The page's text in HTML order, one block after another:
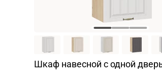
Шкаф навесной c одной